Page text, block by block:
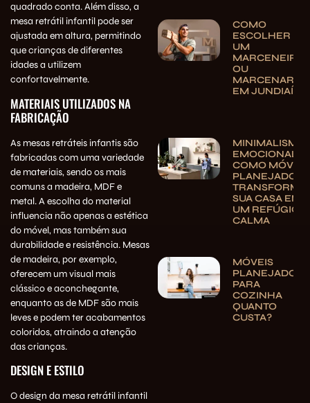
quadrado conta. Além disso, a
mesa retrátil infantil pode ser
ajustada em altura, permitindo
que crianças de diferentes
idades a utilizem
confortavelmente.
MATERIAIS UTILIZADOS NA
FABRICAÇÃO
As mesas retráteis infantis são
fabricadas com uma variedade
de materiais, sendo os mais
comuns a madeira, MDF e
metal. A escolha do material
influencia não apenas a estética
do móvel, mas também sua
durabilidade e resistência. Mesas
de madeira, por exemplo,
oferecem um visual mais
clássico e aconchegante,
enquanto as de MDF são mais
leves e podem ter acabamentos
coloridos, atraindo a atenção
das crianças.
DESIGN E ESTILO
O design da mesa retrátil infantil
COMO
ESCOLHER
UM
MARCENEIRO
OU
MARCENARIA
EM JUNDIAÍ
MINIMALISMO
EMOCIONAL:
COMO MÓVEIS
PLANEJADOS
SUA CASA EM
UM REFÚGIO
CALMA
MÓVEIS
PLANEJADOS
PARA
COZINHA
QUANTO
CUSTA?